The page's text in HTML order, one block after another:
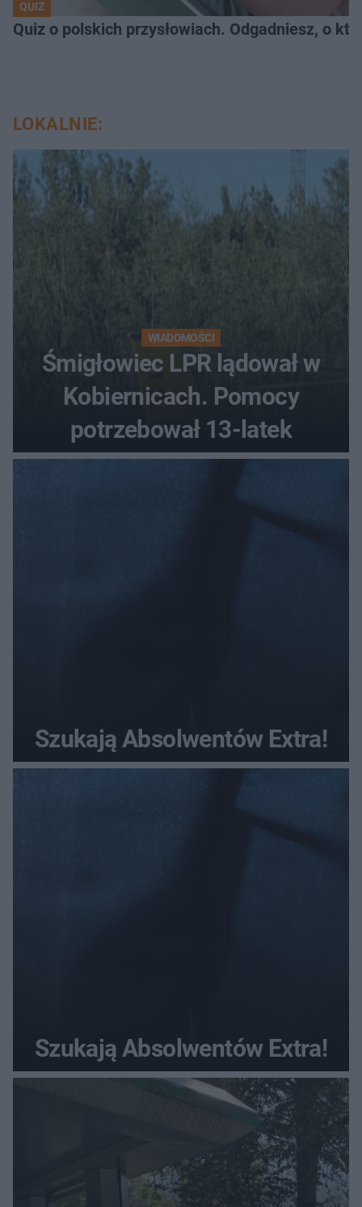
QUIZ
Quiz o polskich przysłowiach. Odgadniesz, o
LOKALNIE:
WIADOMOŚCI
Śmigłowiec LPR lądował w
Kobiernicach. Pomocy
potrzebował 13-latek
Szukają Absolwentów Extra!
Szukają Absolwentów Extra!